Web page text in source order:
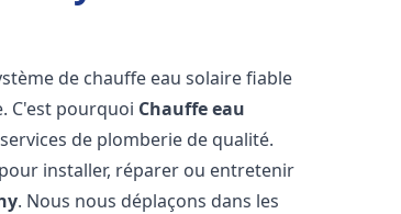
de chauffe eau solaire fiable
C'est pourquoi Chauffe eau
de plomberie de qualité.
installer, réparer ou entretenir
. Nous nous déplaçons dans les